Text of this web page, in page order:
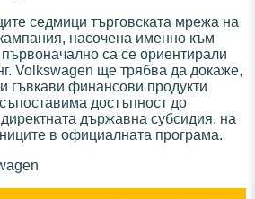
седмици търговската мрежа на
насочена именно към
първоначално са се ориентирали
Volkswagen ще трябва да докаже,
гъвкави финансови продукти
достъпност до
държавна субсидия, на
в официалната програма.